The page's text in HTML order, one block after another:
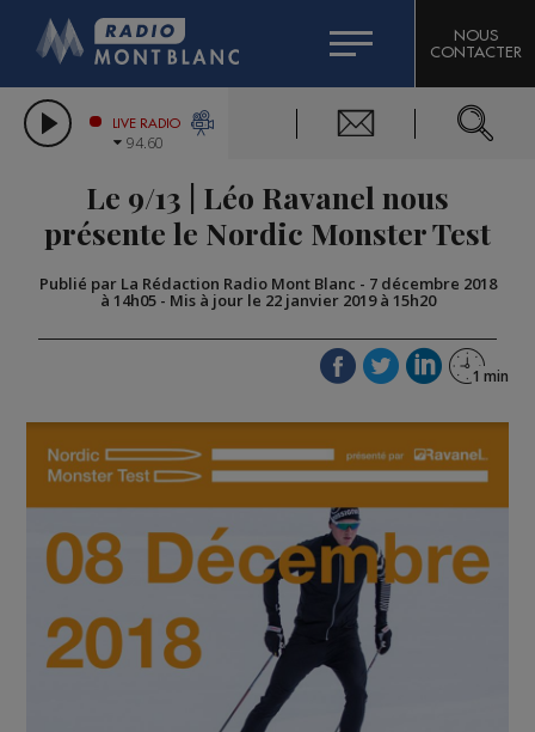
LES CHRONIQUES DE L'EXPERT
CITIZEN MACHINERY
GRAND MASSIF DOMAINES SKIABLES
BIGARD
COMPAGNIE DU MONT-BLANC
NOUS
CONTACTER
LIVE RADIO
94.60
Le 9/13 | Léo Ravanel nous
présente le Nordic Monster Test
Publié par La Rédaction Radio Mont Blanc - 7 décembre 2018
à 14h05- Mis à jour le 22 janvier 2019 à 15h20